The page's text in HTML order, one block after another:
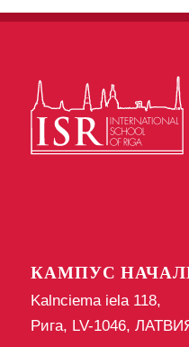
КАМПУС
Kalnciema iela 118,
Рига, LV-1046,